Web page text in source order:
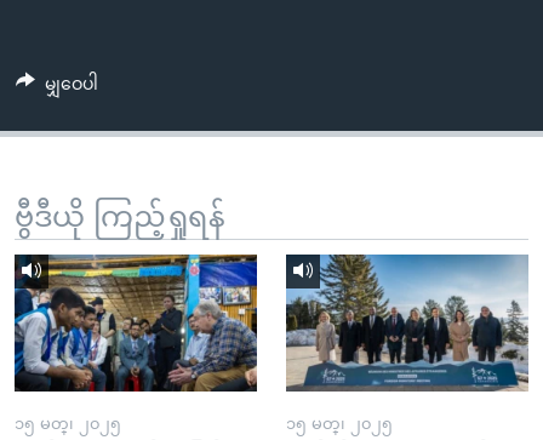
နေရာ မျှဝေပါ
ဗွီဒီယို ကြည့်ရှုရန်
၁၅ မတ္၊ ၂၀၂၅ ၁၅ မတ္၊ ၂၀၂၅